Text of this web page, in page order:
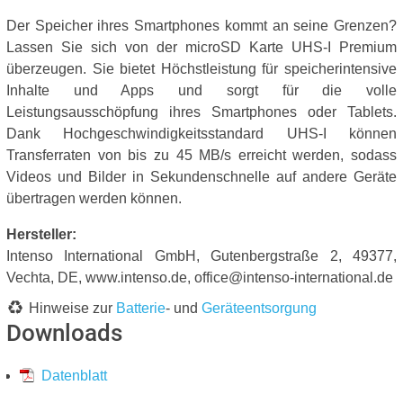
Der Speicher ihres Smartphones kommt an seine Grenzen?
Lassen Sie sich von der microSD Karte UHS-I Premium
überzeugen. Sie bietet Höchstleistung für speicherintensive
Inhalte und Apps und sorgt für die volle
Leistungsausschöpfung ihres Smartphones oder Tablets.
Dank Hochgeschwindigkeitsstandard UHS-I können
Transferraten von bis zu 45 MB/s erreicht werden, sodass
Videos und Bilder in Sekundenschnelle auf andere Geräte
übertragen werden können.
Hersteller:
Intenso International GmbH, Gutenbergstraße 2, 49377,
Vechta, DE, www.intenso.de, office@intenso-international.de
Hinweise zur Batterie- und Geräteentsorgung
Downloads
Datenblatt